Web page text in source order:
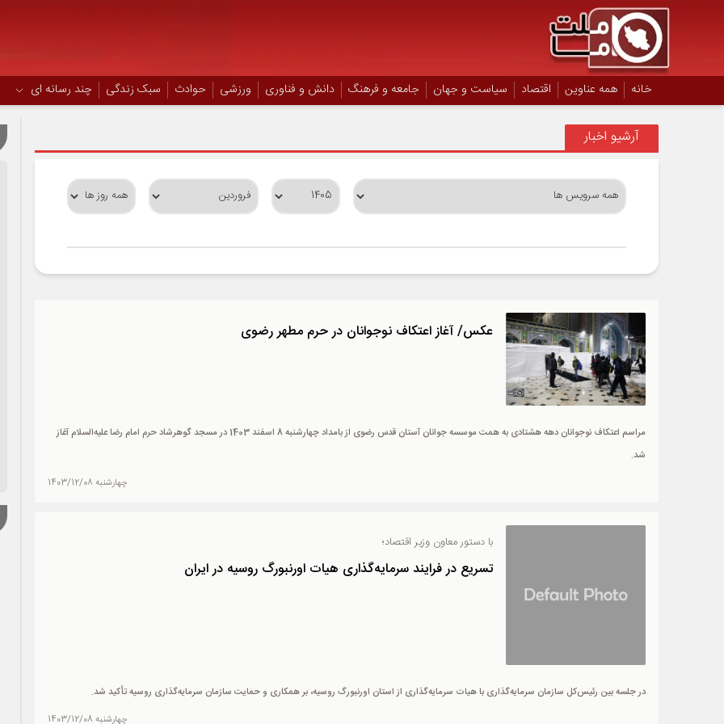
خانه همه عناوین اقتصاد سیاست و جهان جامعه و فرهنگ دانش و فناوری ورزشی حوادث سبک زندگی چند رسانه ای
آرشیو اخبار
عکس/ آغاز اعتکاف نوجوانان در حرم مطهر رضوی
مراسم اعتکاف نوجوانان دهه هشتادی به همت موسسه جوانان آستان قدس رضوی از بامداد چهارشنبه 8 اسفند 1403 در مسجد گوهرشاد حرم امام رضا علیه‌السلام آغاز
شد.
چهارشنبه 1403/12/08
با دستور معاون وزیر اقتصاد؛
تسریع در فرایند سرمایه‌گذاری هیات اورنبورگ روسیه در ایران
در جلسه بین رئیس‌کل سازمان سرمایه‌گذاری با هیات سرمایه‌گذاری از استان اورنبورگ روسیه، بر همکاری و حمایت سازمان سرمایه‌گذاری روسیه تأکید شد.
چهارشنبه 1403/12/08